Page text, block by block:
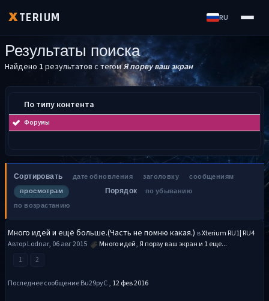
XTERIUM RU
Результаты поиска
Найдено 1 результатов с тегомЯ порву ваш экран
По типу контента
Форумы
Сортировать дате обновления заголовку
сообщениям
просмотрам
Порядок
по убыванию
по возрастанию
Много идей и ещё больше.(Часть не помню какая.) вXterium RU1| RU4
Автор Lodnar, 06 авг 2015
Много идей,Я порву ваш экран и 1 еще...
1
2
Последнее сообщение Bu29pyC , 12 фев 2016